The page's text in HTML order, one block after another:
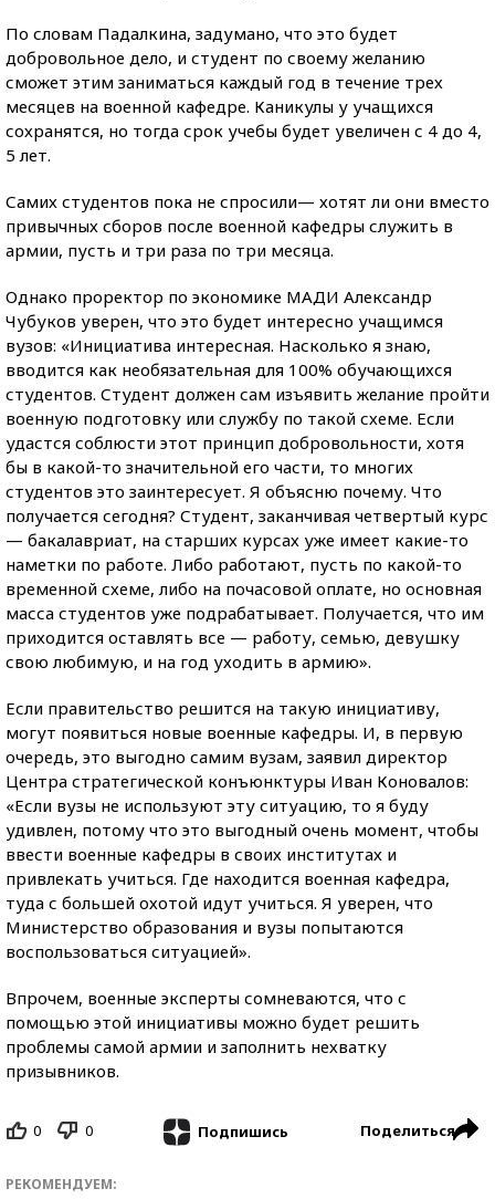
По словам Падалкина, задумано, что это будет
добровольное дело, и студент по своему желанию
сможет этим заниматься каждый год в течение трех
месяцев на военной кафедре. Каникулы у учащихся
сохранятся, но тогда срок учебы будет увеличен с 4 до 4,
5 лет.
Самих студентов пока не спросили— хотят ли они вместо
привычных сборов после военной кафедры служить в
армии, пусть и три раза по три месяца.
Однако проректор по экономике МАДИ Александр
Чубуков уверен, что это будет интересно учащимся
вузов: «Инициатива интересная. Насколько я знаю,
вводится как необязательная для 100% обучающихся
студентов. Студент должен сам изъявить желание пройти
военную подготовку или службу по такой схеме. Если
удастся соблюсти этот принцип добровольности, хотя
бы в какой-то значительной его части, то многих
студентов это заинтересует. Я объясню почему. Что
получается сегодня? Студент, заканчивая четвертый курс
— бакалавриат, на старших курсах уже имеет какие-то
наметки по работе. Либо работают, пусть по какой-то
временной схеме, либо на почасовой оплате, но основная
масса студентов уже подрабатывает. Получается, что им
приходится оставлять все — работу, семью, девушку
свою любимую, и на год уходить в армию».
Если правительство решится на такую инициативу,
могут появиться новые военные кафедры. И, в первую
очередь, это выгодно самим вузам, заявил директор
Центра стратегической конъюнктуры Иван Коновалов:
«Если вузы не используют эту ситуацию, то я буду
удивлен, потому что это выгодный очень момент, чтобы
ввести военные кафедры в своих институтах и
привлекать учиться. Где находится военная кафедра,
туда с большей охотой идут учиться. Я уверен, что
Министерство образования и вузы попытаются
воспользоваться ситуацией».
Впрочем, военные эксперты сомневаются, что с
помощью этой инициативы можно будет решить
проблемы самой армии и заполнить нехватку
призывников.
0 0 Подпишись Поделиться
РЕКОМЕНДУЕМ: